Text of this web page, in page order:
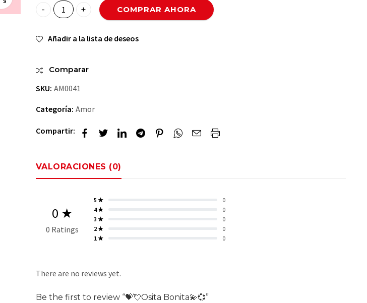
💝💘Osita Bonita💫💞 quantity
COMPRAR AHORA
Añadir a la lista de deseos
Comparar
SKU: AM0041
Categoría: Amor
Compartir:
VALORACIONES (0)
0 ★
0 Ratings
5 ★
0
4 ★
0
3 ★
0
2 ★
0
1 ★
0
There are no reviews yet.
Be the first to review “💝💘Osita Bonita💫💞”